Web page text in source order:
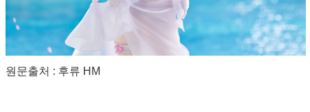
원문출처 : 후류 HM